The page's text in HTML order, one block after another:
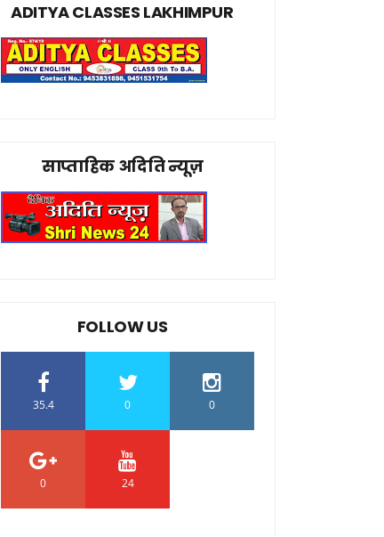
ADITYA CLASSES LAKHIMPUR
साप्ताहिक अदिति न्यूज़
FOLLOW US
35.4 0 0
0 24